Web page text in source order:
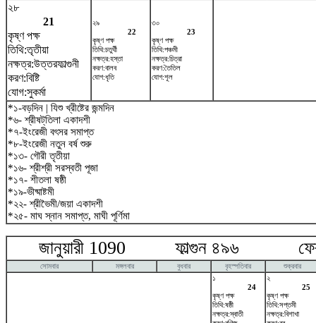
২৮
21
কৃষ্ণ পক্ষ
তিথি:তৃতীয়া
নক্ষত্র:উত্তরফাল্গুনী
করণ:বিষ্টি
যোগ:সুকর্মা
২৯
22
কৃষ্ণ পক্ষ
তিথি:চতুর্থী
নক্ষত্র:হস্তা
করণ:বালব
যোগ:ধৃতি
৩০
23
কৃষ্ণ পক্ষ
তিথি:পঞ্চমী
নক্ষত্র:চিত্রা
করণ:তৈতিল
যোগ:শূল
*১-বড়দিন | যিশু খ্রীষ্টের জন্মদিন
*৬- শ্রীষট্‌তিলা একাদশী
*৭-ইংরেজী বৎসর সমাপ্ত
*৮-ইংরেজী নতুন বর্ষ শুরু
*১৩- গৌরী তৃতীয়া
*১৬- শ্রীশ্রী সরস্বতী পূজা
*১৭- শীতলা ষষ্ঠী
*১৯-ভীষ্মাষ্টমী
*২২- শ্রীভৈমী/জয়া একাদশী
*২৫- মাঘ স্নান সমাপ্ত, মাঘী পূর্ণিমা
জানুয়ারী 1090 ফাল্গুন ৪৯৬
সোমবার মঙ্গলবার বুধবার বৃহস্পতিবার
শুক্রবার
১
24
কৃষ্ণ পক্ষ
তিথি:ষষ্ঠী
নক্ষত্র:স্বাতী
২
25
কৃষ্ণ পক্ষ
তিথি:সপ্তমী
নক্ষত্র:বিশাখা